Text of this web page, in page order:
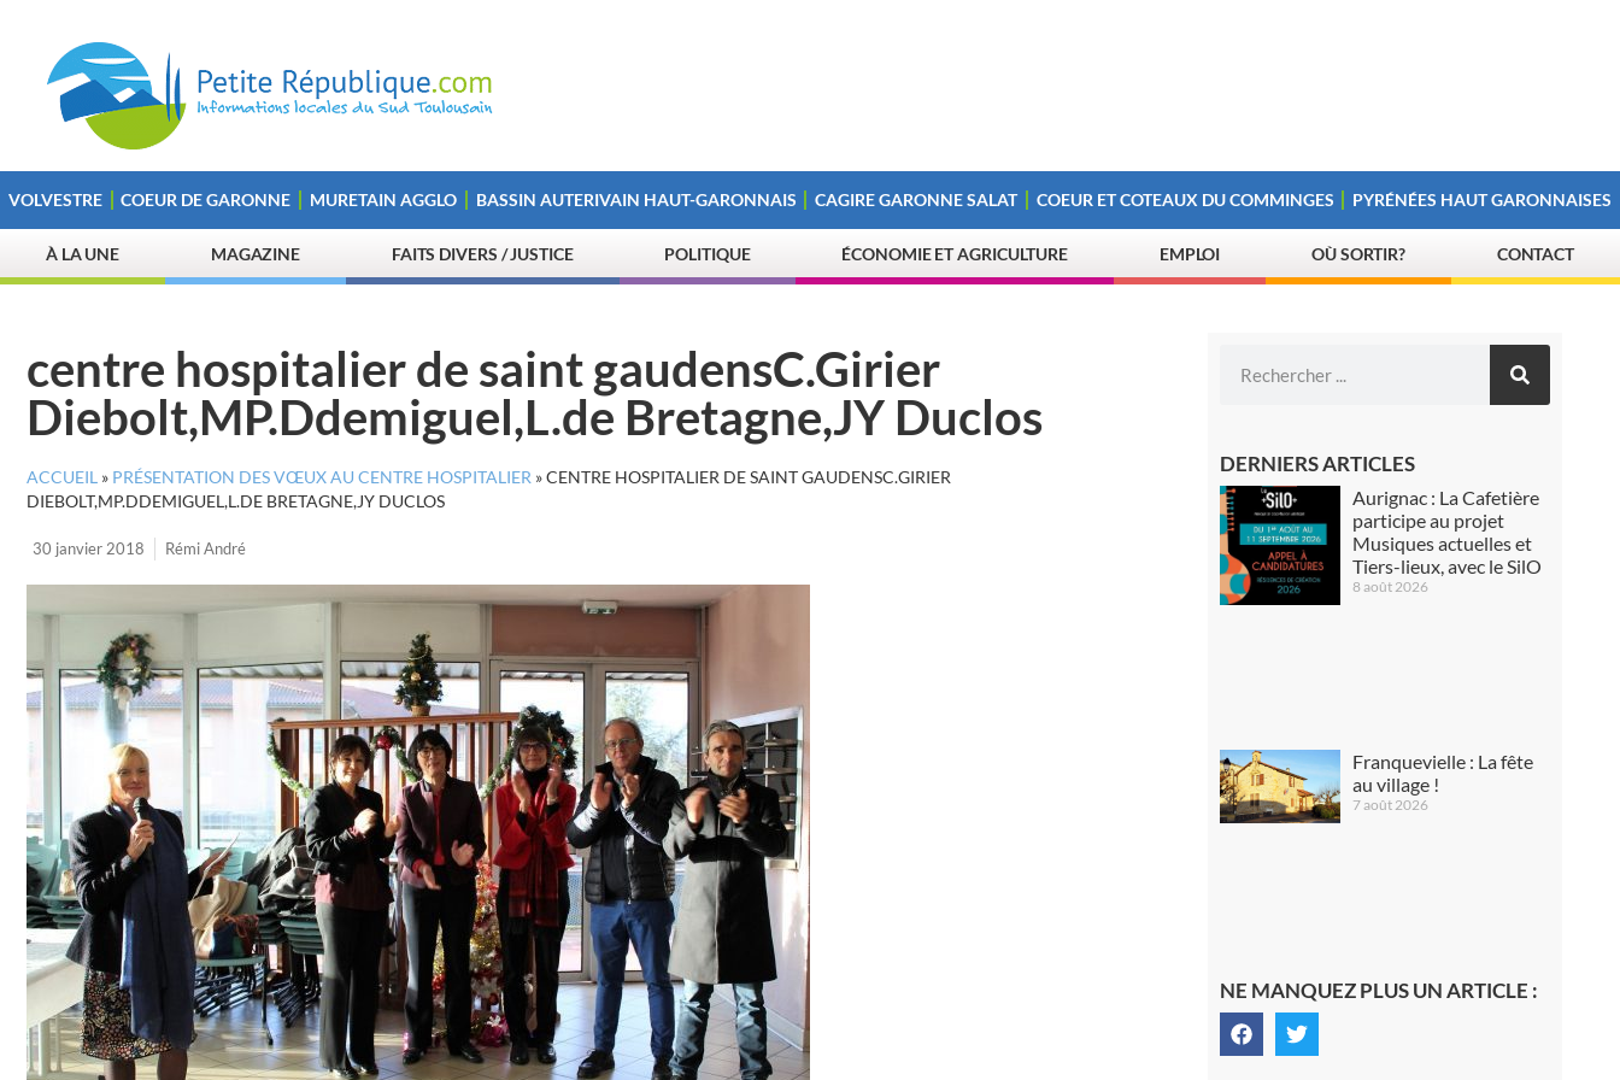
VOLVESTRE COEUR DE GARONNE MURETAIN AGGLO BASSIN AUTERIVAIN HAUT-GARONNAIS CAGIRE GARONNE SALAT COEUR ET COTEAUX DU COMMINGES PYRÉNÉES HAUT GARONNAISES
À LA UNE MAGAZINE FAITS DIVERS / JUSTICE POLITIQUE ÉCONOMIE ET AGRICULTURE EMPLOI OÙ SORTIR? CONTACT
centre hospitalier de saint gaudensC.Girier
Diebolt,MP.Ddemiguel,L.de Bretagne,JY Duclos
ACCUEIL » PRÉSENTATION DES VŒUX AU CENTRE HOSPITALIER »CENTRE HOSPITALIER DE SAINT GAUDENSC.GIRIER
DIEBOLT,MP.DDEMIGUEL,L.DE BRETAGNE,JY DUCLOS
30 janvier 2018 Rémi André
DERNIERS ARTICLES
Aurignac : La Cafetière
participe au projet
Musiques actuelles et
Tiers-lieux, avec le SilO
8 août 2026
Franquevielle : La fête
au village !
7 août 2026
NE MANQUEZ PLUS UN ARTICLE :